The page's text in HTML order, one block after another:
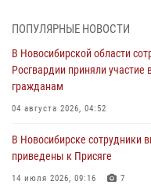
При силовой поддержке
пресечена деятельность
в сфере страхования
В Новосибирске
Росгвардии задержан
ПОПУЛЯРНЫЕ НОВОСТИ
В Новосибирской области
Росгвардии приняли
гражданам
04 августа 2026, 04:52
В Новосибирске сотрудники
приведены к Присяге
14 июля 2026, 09:16 7